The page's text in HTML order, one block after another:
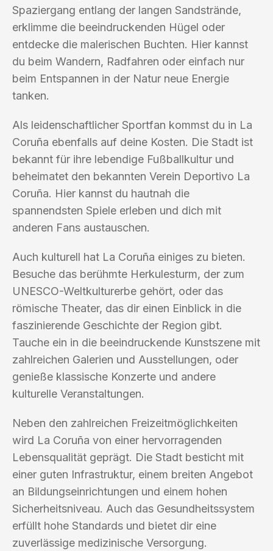
Spaziergang entlang der langen Sandstrände,
erklimme die beeindruckenden Hügel oder
entdecke die malerischen Buchten. Hier kannst
du beim Wandern, Radfahren oder einfach nur
beim Entspannen in der Natur neue Energie
tanken.
Als leidenschaftlicher Sportfan kommst du in La
Coruña ebenfalls auf deine Kosten. Die Stadt ist
bekannt für ihre lebendige Fußballkultur und
beheimatet den bekannten Verein Deportivo La
Coruña. Hier kannst du hautnah die
spannendsten Spiele erleben und dich mit
anderen Fans austauschen.
Auch kulturell hat La Coruña einiges zu bieten.
Besuche das berühmte Herkulesturm, der zum
UNESCO-Weltkulturerbe gehört, oder das
römische Theater, das dir einen Einblick in die
faszinierende Geschichte der Region gibt.
Tauche ein in die beeindruckende Kunstszene mit
zahlreichen Galerien und Ausstellungen, oder
genieße klassische Konzerte und andere
kulturelle Veranstaltungen.
Neben den zahlreichen Freizeitmöglichkeiten
wird La Coruña von einer hervorragenden
Lebensqualität geprägt. Die Stadt besticht mit
einer guten Infrastruktur, einem breiten Angebot
an Bildungseinrichtungen und einem hohen
Sicherheitsniveau. Auch das Gesundheitssystem
erfüllt hohe Standards und bietet dir eine
zuverlässige medizinische Versorgung.